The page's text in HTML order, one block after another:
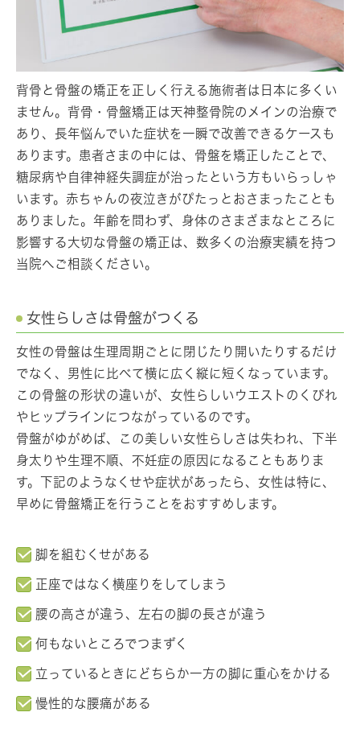
背骨と骨盤の矯正を正しく行える施術者は日本に多くい
ません。背骨・骨盤矯正は天神整骨院のメインの治療で
あり、長年悩んでいた症状を一瞬で改善できるケースも
あります。患者さまの中には、骨盤を矯正したことで、
糖尿病や自律神経失調症が治ったという方もいらっしゃ
います。赤ちゃんの夜泣きがぴたっとおさまったことも
ありました。年齢を問わず、身体のさまざまなところに
影響する大切な骨盤の矯正は、数多くの治療実績を持つ
当院へご相談ください。
女性らしさは骨盤がつくる
女性の骨盤は生理周期ごとに閉じたり開いたりするだけ
でなく、男性に比べて横に広く縦に短くなっています。
この骨盤の形状の違いが、女性らしいウエストのくびれ
やヒップラインにつながっているのです。
骨盤がゆがめば、この美しい女性らしさは失われ、下半
身太りや生理不順、不妊症の原因になることもありま
す。下記のようなくせや症状があったら、女性は特に、
早めに骨盤矯正を行うことをおすすめします。
脚を組むくせがある
正座ではなく横座りをしてしまう
腰の高さが違う、左右の脚の長さが違う
何もないところでつまずく
立っているときにどちらか一方の脚に重心をかける
慢性的な腰痛がある